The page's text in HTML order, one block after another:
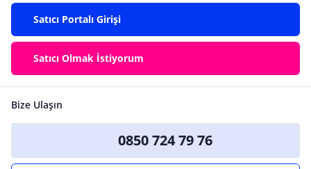
Satıcı Portalı Girişi
Satıcı Olmak İstiyorum
Bize Ulaşın
0850 724 79 76